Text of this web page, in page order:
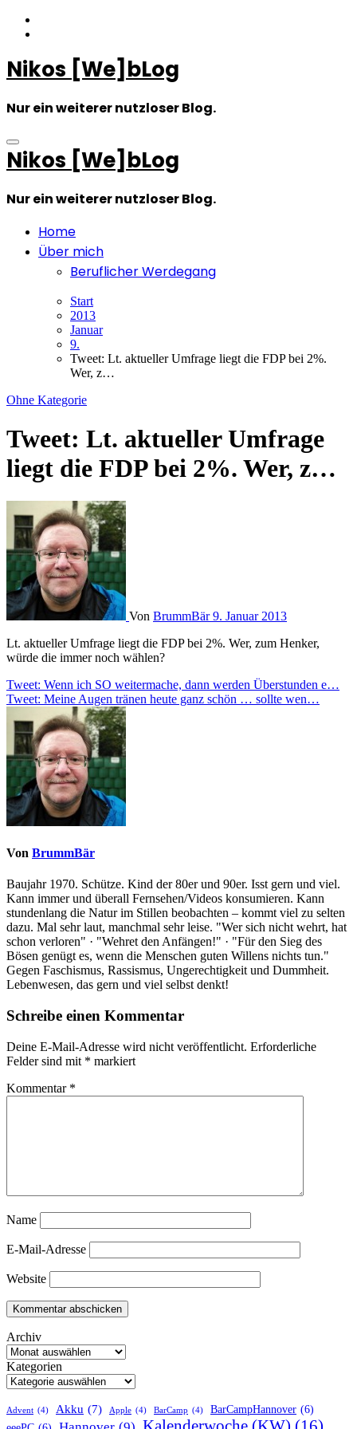
Zum
Inhalt
Nikos [We]bLog
Nur ein weiterer nutzloser Blog.
Nikos [We]bLog
Nur ein weiterer nutzloser Blog.
Home
Über mich
Beruflicher Werdegang
Start
2013
Januar
9.
Tweet: Lt. aktueller Umfrage liegt die FDP bei 2%.
Wer, z…
Ohne Kategorie
Tweet: Lt. aktueller Umfrage
liegt die FDP bei 2%. Wer, z…
Von BrummBär9. Januar 2013
Lt. aktueller Umfrage liegt die FDP bei 2%. Wer, zum Henker,
würde die immer noch wählen?
Beitragsnavigation
Tweet: Wenn ich SO weitermache, dann werden Überstunden e…
Tweet: Meine Augen tränen heute ganz schön … sollte wen…
Von BrummBär
Baujahr 1970. Schütze. Kind der 80er und 90er. Isst gern und viel.
Kann immer und überall Fernsehen/Videos konsumieren. Kann
stundenlang die Natur im Stillen beobachten – kommt viel zu selten
dazu. Mal sehr laut, manchmal sehr leise. "Wer sich nicht wehrt, hat
schon verloren" · "Wehret den Anfängen!" · "Für den Sieg des
Bösen genügt es, wenn die Menschen guten Willens nichts tun."
Gegen Faschismus, Rassismus, Ungerechtigkeit und Dummheit.
Lebenwesen, das gern und viel selbst denkt!
Schreibe einen Kommentar
Deine E-Mail-Adresse wird nicht veröffentlicht. Erforderliche
Felder sind mit * markiert
Kommentar *
Name
E-Mail-Adresse
Website
Archiv
Kategorien
Advent (4) Akku (7) Apple (4) BarCamp (4) BarCampHannover (6)